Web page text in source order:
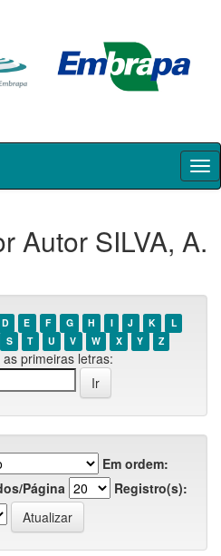
Autor SILVA, A.
D E F G H I J K
L
S T U V W X Y Z
primeiras letras:
Em ordem:
Página
Registro(s):